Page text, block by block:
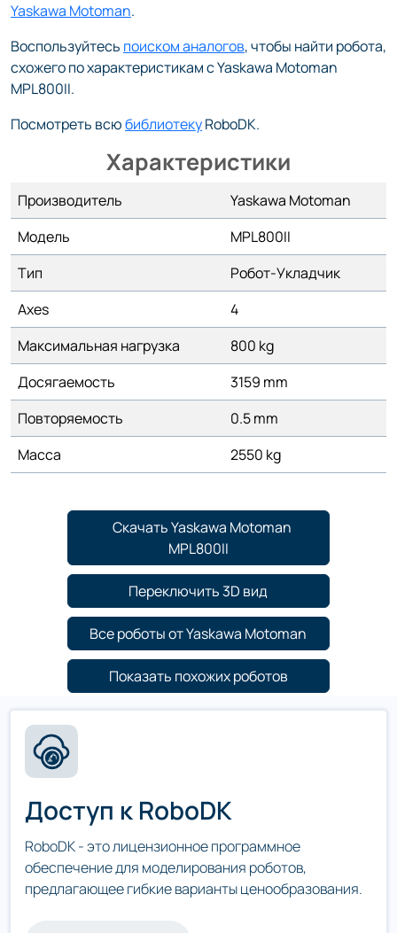
Yaskawa Motoman.
Воспользуйтесь поиском аналогов, чтобы найти робота,
схожего по характеристикам с Yaskawa Motoman
MPL800II.
Посмотреть всюбиблиотекуRoboDK.
Характеристики
Производитель
Yaskawa Motoman
Модель
MPL800II
Тип
Робот-Укладчик
Axes
4
Максимальная нагрузка
800 kg
Досягаемость
3159 mm
Повторяемость
0.5 mm
Масса
2550 kg
Скачать Yaskawa Motoman
MPL800II
Переключить 3D вид
Все роботы от Yaskawa Motoman
Показать похожих роботов
Доступ к RoboDK
RoboDK - это лицензионное программное
обеспечение для моделирования роботов,
предлагающее гибкие варианты ценообразования.